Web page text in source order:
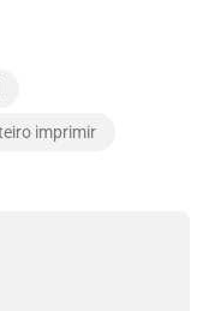
imprimir